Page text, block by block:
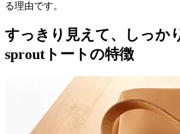
る理由です。
すっきり見えて、しっか
sproutトートの特徴